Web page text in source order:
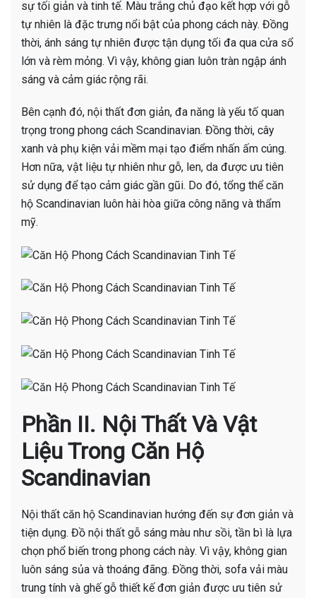
sự tối giản và tinh tế. Màu trắng chủ đạo kết hợp với gỗ
tự nhiên là đặc trưng nổi bật của phong cách này. Đồng
thời, ánh sáng tự nhiên được tận dụng tối đa qua cửa sổ
lớn và rèm mỏng. Vì vậy, không gian luôn tràn ngập ánh
sáng và cảm giác rộng rãi.
Bên cạnh đó, nội thất đơn giản, đa năng là yếu tố quan
trọng trong phong cách Scandinavian. Đồng thời, cây
xanh và phụ kiện vải mềm mại tạo điểm nhấn ấm cúng.
Hơn nữa, vật liệu tự nhiên như gỗ, len, da được ưu tiên
sử dụng để tạo cảm giác gần gũi. Do đó, tổng thể căn
hộ Scandinavian luôn hài hòa giữa công năng và thẩm
mỹ.
Phần II. Nội Thất Và Vật
Liệu Trong Căn Hộ
Scandinavian
Nội thất căn hộ Scandinavian hướng đến sự đơn giản và
tiện dụng. Đồ nội thất gỗ sáng màu như sồi, tần bì là lựa
chọn phổ biến trong phong cách này. Vì vậy, không gian
luôn sáng sủa và thoáng đãng. Đồng thời, sofa vải màu
trung tính và ghế gỗ thiết kế đơn giản được ưu tiên sử